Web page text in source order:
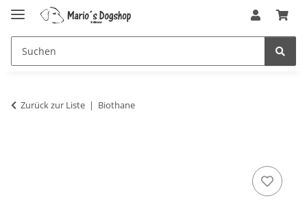
Zurück zur Liste Biothane